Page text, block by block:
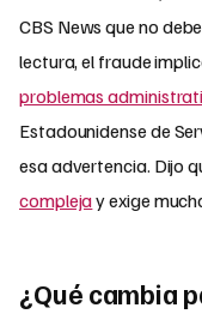
CBS News que no
lectura, el fraude
problemas
Estadounidense de
esa advertencia. Dijo
complejay exige
¿Qué cambia